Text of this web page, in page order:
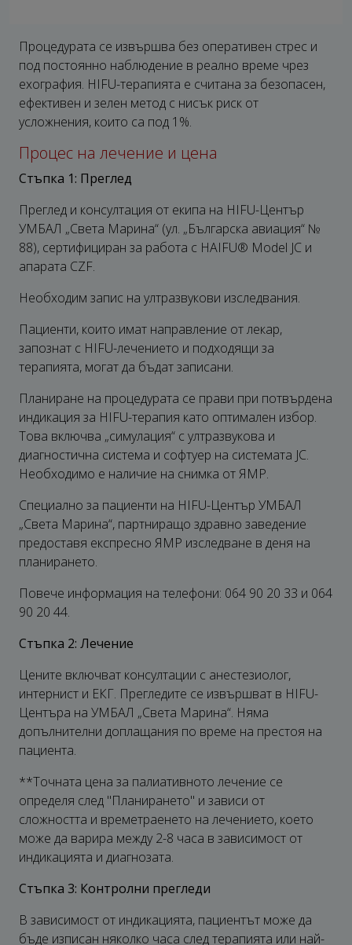
Процедурата се извършва без оперативен стрес и
под постоянно наблюдение в реално време чрез
ехография. HIFU-терапията е считана за безопасен,
ефективен и зелен метод с нисък риск от
усложнения, които са под 1%.
Процес на лечение и цена
Стъпка 1: Преглед
Преглед и консултация от екипа на HIFU-Център
УМБАЛ „Света Марина“ (ул. „Българска авиация“ №
88), сертифициран за работа с HAIFU® Model JC и
апарата CZF.
Необходим запис на ултразвукови изследвания.
Пациенти, които имат направление от лекар,
запознат с HIFU-лечението и подходящи за
терапията, могат да бъдат записани.
Планиране на процедурата се прави при потвърдена
индикация за HIFU-терапия като оптимален избор.
Това включва „симулация“ с ултразвукова и
диагностична система и софтуер на системата JC.
Необходимо е наличие на снимка от ЯМР.
Специално за пациенти на HIFU-Център УМБАЛ
„Света Марина“, партниращо здравно заведение
предоставя експресно ЯМР изследване в деня на
планирането.
Повече информация на телефони: 064 90 20 33 и 064
90 20 44.
Стъпка 2: Лечение
Цените включват консултации с анестезиолог,
интернист и ЕКГ. Прегледите се извършват в HIFU-
Центъра на УМБАЛ „Света Марина“. Няма
допълнителни доплащания по време на престоя на
пациента.
**Точната цена за палиативното лечение се
определя след "Планирането" и зависи от
сложността и времетраенето на лечението, което
може да варира между 2-8 часа в зависимост от
индикацията и диагнозата.
Стъпка 3: Контролни прегледи
В зависимост от индикацията, пациентът може да
бъде изписан няколко часа след терапията или най-